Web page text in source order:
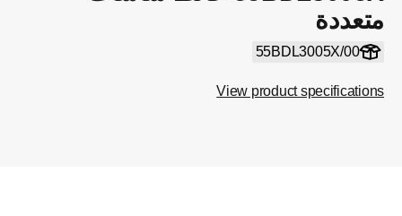
متعددة
55BDL3005X/00
View product specifications